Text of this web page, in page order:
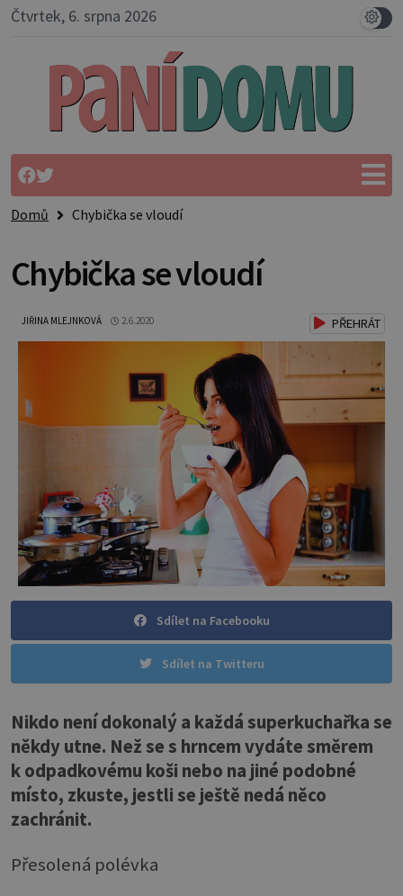
Čtvrtek, 6. srpna 2026
Domů Chybička se vloudí
Chybička se vloudí
JIŘINA MLEJNKOVÁ 2.6.2020 PŘEHRÁT
Sdílet na Facebooku
Sdílet na Twitteru
Nikdo není dokonalý a každá superkuchařka se
někdy utne. Než se s hrncem vydáte směrem
k odpadkovému koši nebo na jiné podobné
místo, zkuste, jestli se ještě nedá něco
zachránit.
Přesolená polévka